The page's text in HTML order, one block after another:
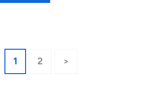
Halaman
1 Halaman
2 >